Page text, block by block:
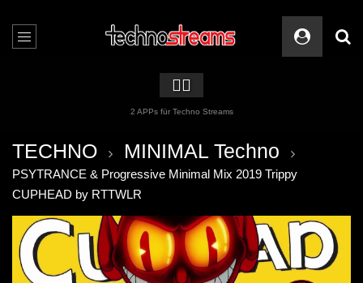
🏳️‍🌈
2 APPs für Techno Streams
TECHNO MINIMAL Techno
PSYTRANCE & Progressive Minimal Mix 2019 Trippy
CUPHEAD by RTTWLR